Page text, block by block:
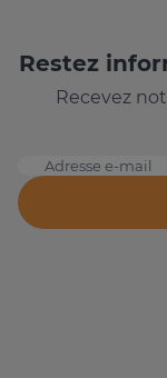
Restez
Recevez
Adresse e-mail